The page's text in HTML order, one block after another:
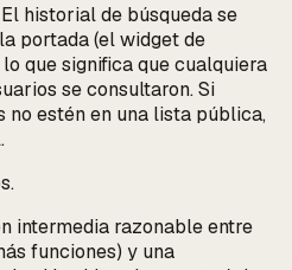
El historial de búsqueda se
portada (el widget de
que significa que cualquiera
se consultaron. Si
no estén en una lista pública,
intermedia razonable entre
funciones) y una